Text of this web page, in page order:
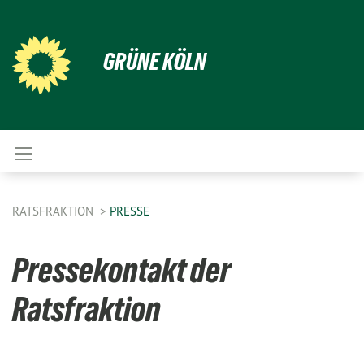
GRÜNE KÖLN
RATSFRAKTION PRESSE
Pressekontakt der
Ratsfraktion